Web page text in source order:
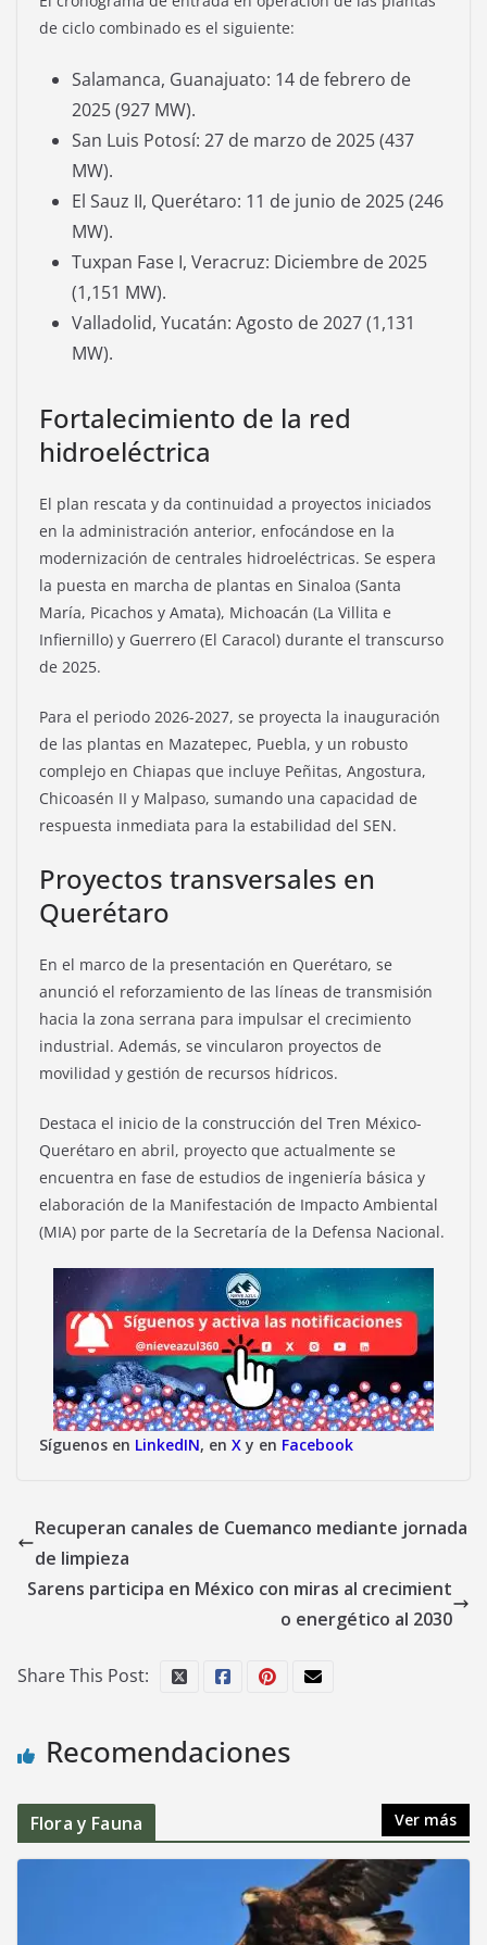
de ciclo combinado es el siguiente:
Salamanca, Guanajuato: 14 de febrero de
2025 (927 MW).
San Luis Potosí: 27 de marzo de 2025 (437
MW).
El Sauz II, Querétaro: 11 de junio de 2025 (246
MW).
Tuxpan Fase I, Veracruz: Diciembre de 2025
(1,151 MW).
Valladolid, Yucatán: Agosto de 2027 (1,131
MW).
Fortalecimiento de la red
hidroeléctrica
El plan rescata y da continuidad a proyectos iniciados
en la administración anterior, enfocándose en la
modernización de centrales hidroeléctricas. Se espera
la puesta en marcha de plantas en Sinaloa (Santa
María, Picachos y Amata), Michoacán (La Villita e
Infiernillo) y Guerrero (El Caracol) durante el transcurso
de 2025.
Para el periodo 2026-2027, se proyecta la inauguración
de las plantas en Mazatepec, Puebla, y un robusto
complejo en Chiapas que incluye Peñitas, Angostura,
Chicoasén II y Malpaso, sumando una capacidad de
respuesta inmediata para la estabilidad del SEN.
Proyectos transversales en
Querétaro
En el marco de la presentación en Querétaro, se
anunció el reforzamiento de las líneas de transmisión
hacia la zona serrana para impulsar el crecimiento
industrial. Además, se vincularon proyectos de
movilidad y gestión de recursos hídricos.
Destaca el inicio de la construcción del Tren México-
Querétaro en abril, proyecto que actualmente se
encuentra en fase de estudios de ingeniería básica y
elaboración de la Manifestación de Impacto Ambiental
(MIA) por parte de la Secretaría de la Defensa Nacional.
Síguenos en LinkedIN, en X y en Facebook
Recuperan canales de Cuemanco mediante jornada
de limpieza
Sarens participa en México con miras al crecimient
o energético al 2030
Share This Post:
Recomendaciones
Flora y Fauna Ver más